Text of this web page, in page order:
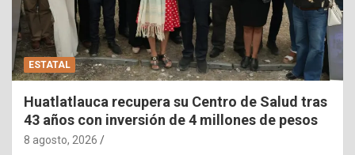
ESTATAL
Huatlatlauca recupera su Centro de Salud tras
43 años con inversión de 4 millones de pesos
8 agosto, 2026